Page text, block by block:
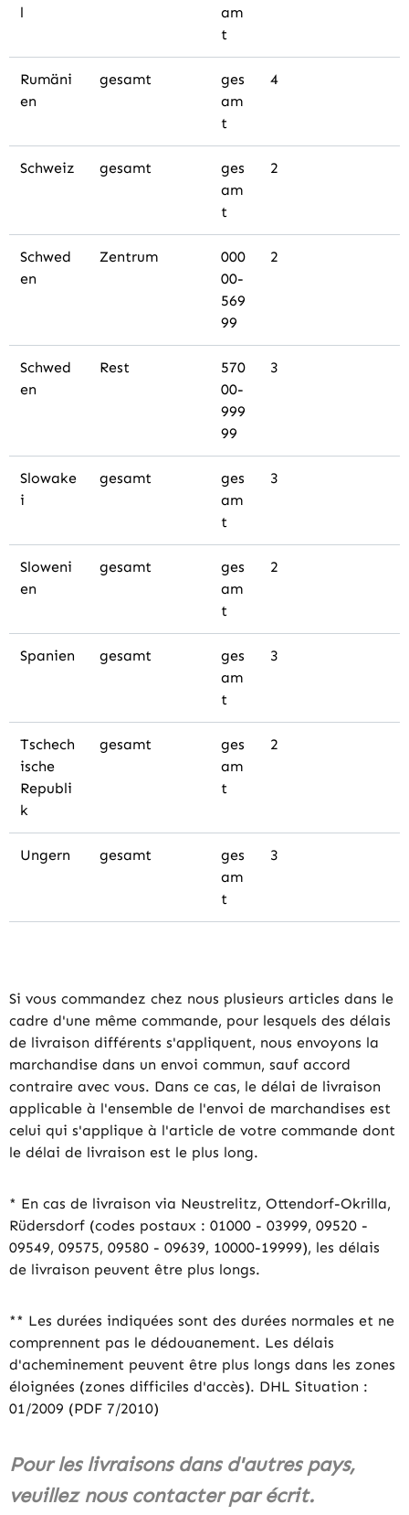
l
am
t
Rumäni
en
gesamt
ges
am
t
4
Schweiz gesamt
ges
am
t
2
Schwed
en
Zentrum
000
00-
569
99
2
Schwed
en
Rest
570
00-
999
99
3
Slowake
i
gesamt
ges
am
t
3
Sloweni
en
gesamt
ges
am
t
2
Spanien gesamt
ges
am
t
3
Tschech
ische
Republi
k
gesamt
ges
am
t
2
Ungern gesamt
ges
am
t
3
Si vous commandez chez nous plusieurs articles dans le
cadre d'une même commande, pour lesquels des délais
de livraison différents s'appliquent, nous envoyons la
marchandise dans un envoi commun, sauf accord
contraire avec vous. Dans ce cas, le délai de livraison
applicable à l'ensemble de l'envoi de marchandises est
celui qui s'applique à l'article de votre commande dont
le délai de livraison est le plus long.
* En cas de livraison via Neustrelitz, Ottendorf-Okrilla,
Rüdersdorf (codes postaux : 01000 - 03999, 09520 -
09549, 09575, 09580 - 09639, 10000-19999), les délais
de livraison peuvent être plus longs.
** Les durées indiquées sont des durées normales et ne
comprennent pas le dédouanement. Les délais
d'acheminement peuvent être plus longs dans les zones
éloignées (zones difficiles d'accès). DHL Situation :
01/2009 (PDF 7/2010)
Pour les livraisons dans d'autres pays,
veuillez nous contacter par écrit.